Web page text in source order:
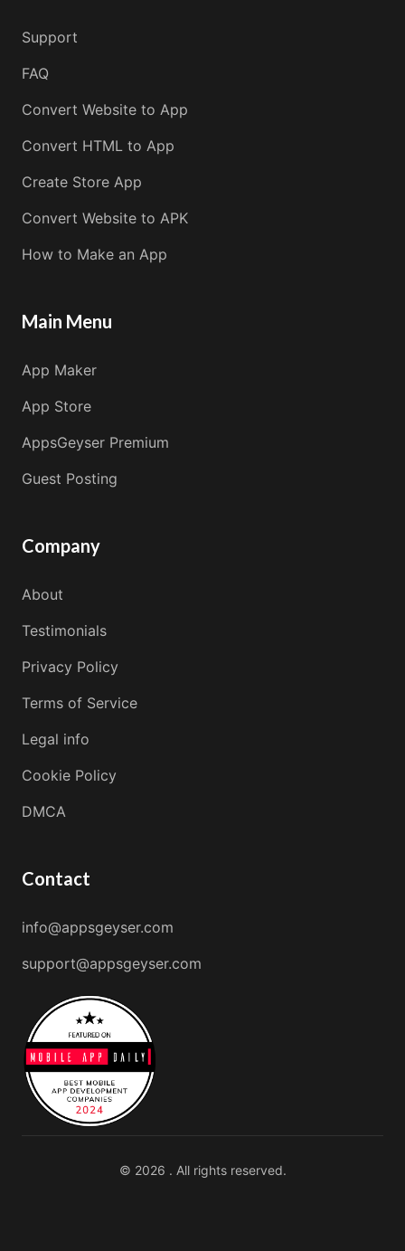
Support
FAQ
Convert Website to App
Convert HTML to App
Create Store App
Convert Website to APK
How to Make an App
Main Menu
App Maker
App Store
AppsGeyser Premium
Guest Posting
Company
About
Testimonials
Privacy Policy
Terms of Service
Legal info
Cookie Policy
DMCA
Contact
info@appsgeyser.com
support@appsgeyser.com
© 2026 . All rights reserved.